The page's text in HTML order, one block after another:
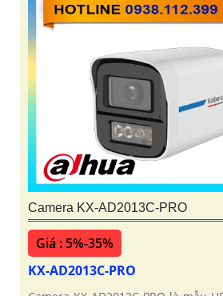
Camera KX-AD2013C-PRO
Giá : 5%-35%
KX-AD2013C-PRO